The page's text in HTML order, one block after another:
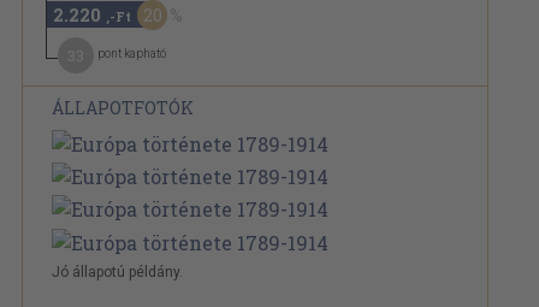
2.220 ,-Ft 20
pont kapható
ÁLLAPOTFOTÓK
Jó állapotú példány.